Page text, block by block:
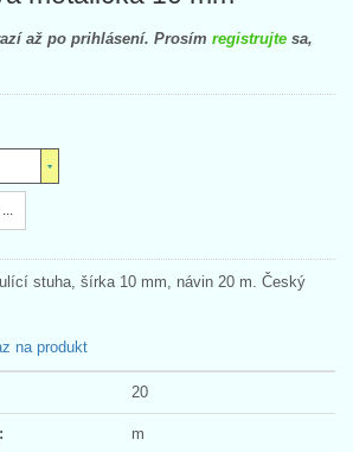
až po prihlásení. Prosím registrujte sa,
stuha, šírka 10 mm, návin 20 m. Český
na produkt
20
m